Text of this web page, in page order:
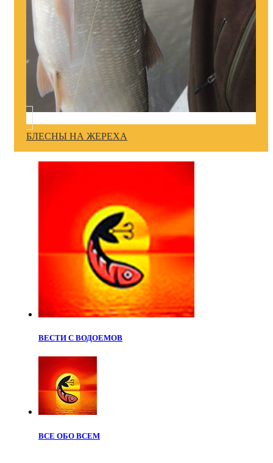
БЛЕСНЫ НА ЖЕРЕХА
ВЕСТИ С ВОДОЕМОВ
ВСЕ ОБО ВСЕМ